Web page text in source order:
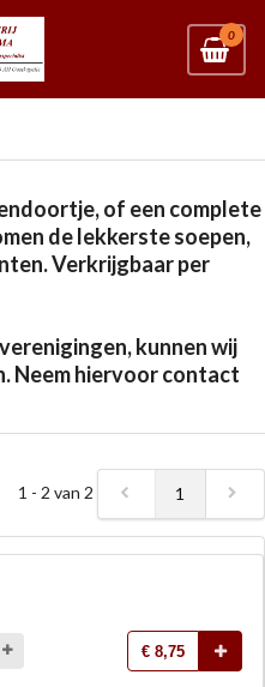
0
of een complete
de lekkerste soepen,
Verkrijgbaar per
kunnen wij
Neem hiervoor contact
1 - 2 van 2 1
€ 8,75